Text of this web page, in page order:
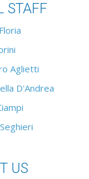
STAFF
Aglietti
D'Andrea
US